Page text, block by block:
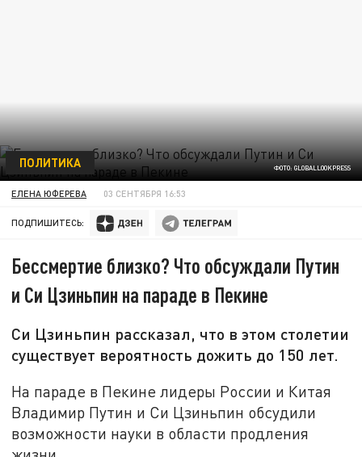
ФОТО: GLOBALLOOKPRESS
ПОЛИТИКА
ЕЛЕНА ЮФЕРЕВА 03 СЕНТЯБРЯ 16:53
ПОДПИШИТЕСЬ:
Бессмертие близко? Что обсуждали Путин
и Си Цзиньпин на параде в Пекине
Си Цзиньпин рассказал, что в этом столетии
существует вероятность дожить до 150 лет.
На параде в Пекине лидеры России и Китая
Владимир Путин и Си Цзиньпин обсудили
возможности науки в области продления